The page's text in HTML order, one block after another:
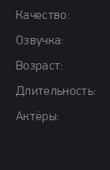
Качество:
Озвучка:
Возраст:
Длительность:
Актёры: